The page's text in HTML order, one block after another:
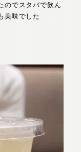
のでスタバで飲ん
美味でした